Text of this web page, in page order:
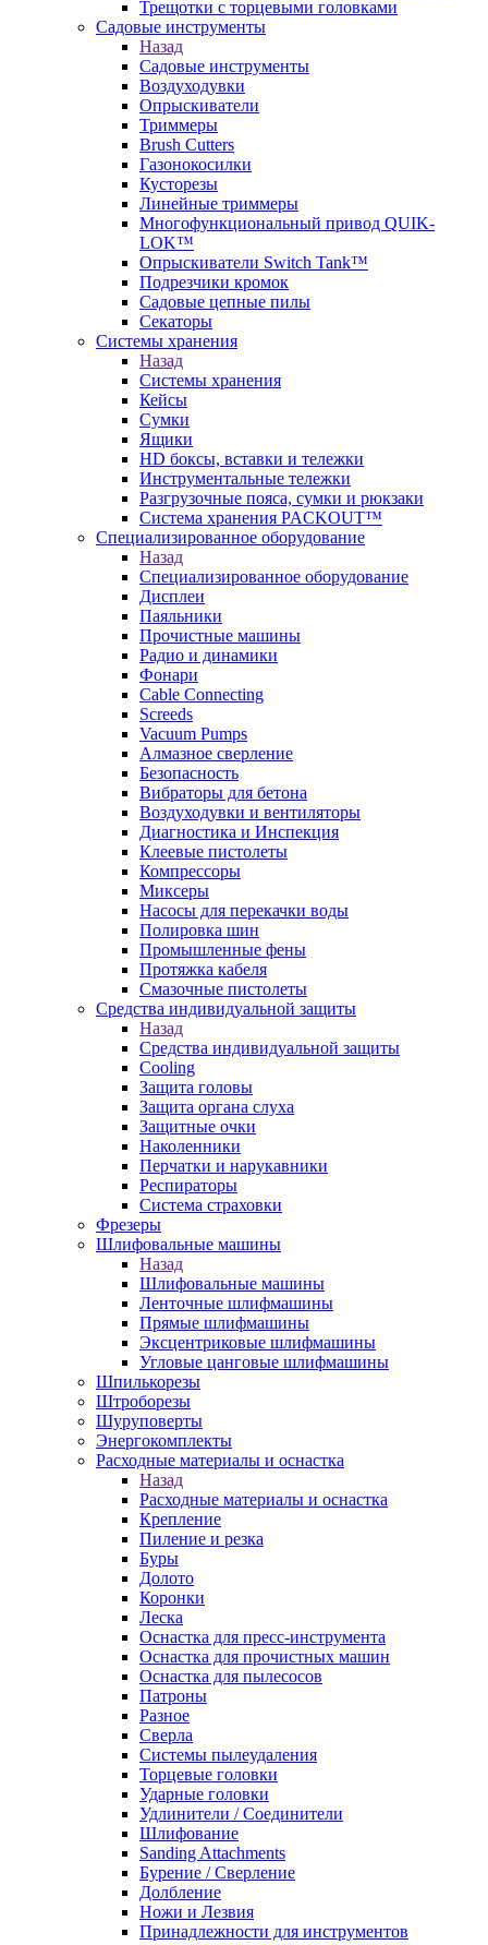
Трещотки с торцевыми головками
Садовые инструменты
Назад
Садовые инструменты
Воздуходувки
Опрыскиватели
Триммеры
Brush Cutters
Газонокосилки
Кусторезы
Линейные триммеры
Многофункциональный привод QUIK-
LOK™
Опрыскиватели Switch Tank™
Подрезчики кромок
Садовые цепные пилы
Секаторы
Системы хранения
Назад
Системы хранения
Кейсы
Сумки
Ящики
HD боксы, вставки и тележки
Инструментальные тележки
Разгрузочные пояса, сумки и рюкзаки
Система хранения PACKOUT™
Специализированное оборудование
Назад
Специализированное оборудование
Дисплеи
Паяльники
Прочистные машины
Радио и динамики
Фонари
Cable Connecting
Screeds
Vacuum Pumps
Алмазное сверление
Безопасность
Вибраторы для бетона
Воздуходувки и вентиляторы
Диагностика и Инспекция
Клеевые пистолеты
Компрессоры
Миксеры
Насосы для перекачки воды
Полировка шин
Промышленные фены
Протяжка кабеля
Смазочные пистолеты
Средства индивидуальной защиты
Назад
Средства индивидуальной защиты
Cooling
Защита головы
Защита органа слуха
Защитные очки
Наколенники
Перчатки и нарукавники
Респираторы
Система страховки
Фрезеры
Шлифовальные машины
Назад
Шлифовальные машины
Ленточные шлифмашины
Прямые шлифмашины
Эксцентриковые шлифмашины
Угловые цанговые шлифмашины
Шпилькорезы
Штроборезы
Шуруповерты
Энергокомплекты
Расходные материалы и оснастка
Назад
Расходные материалы и оснастка
Крепление
Пиление и резка
Буры
Долото
Коронки
Леска
Оснастка для пресс-инструмента
Оснастка для прочистных машин
Оснастка для пылесосов
Патроны
Разное
Сверла
Системы пылеудаления
Торцевые головки
Ударные головки
Удлинители / Соединители
Шлифование
Sanding Attachments
Бурение / Сверление
Долбление
Ножи и Лезвия
Принадлежности для инструментов